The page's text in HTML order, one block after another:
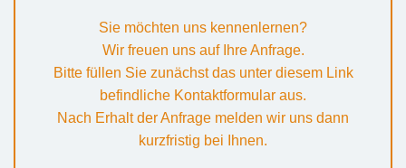
Sie möchten uns kennenlernen?
Wir freuen uns auf Ihre Anfrage.
Bitte füllen Sie zunächst das unter diesem Link
befindliche Kontaktformular aus.
Nach Erhalt der Anfrage melden wir uns dann
kurzfristig bei Ihnen.